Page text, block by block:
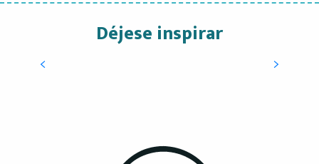
Déjese inspirar
Christian Moguérou, periodista-autor-
bloguero